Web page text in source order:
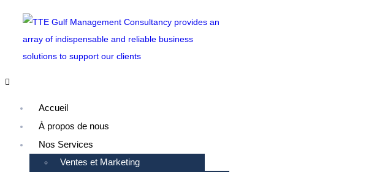
Menu
Accueil
À propos de nous
Nos Services
Ventes et Marketing